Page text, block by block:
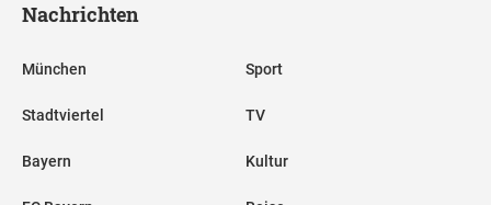
Nachrichten
München
Stadtviertel
Bayern
Sport
TV
Kultur